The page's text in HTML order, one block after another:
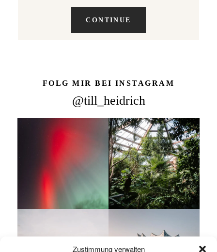
Zustimmung verwalten
CONTINUE
FOLG MIR BEI INSTAGRAM
@till_heidrich